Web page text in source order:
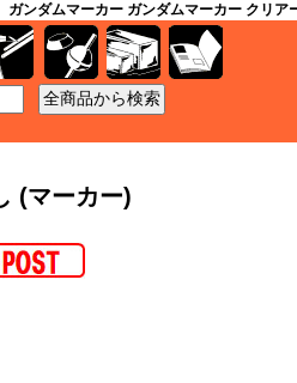
ガンダムマーカー ガンダムマーカー クリ
(マーカー)
工具 資材 ケース